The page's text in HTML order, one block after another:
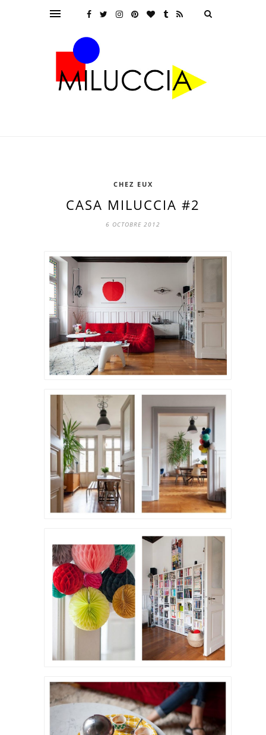
CHEZ EUX
CASA MILUCCIA #2
6 OCTOBRE 2012